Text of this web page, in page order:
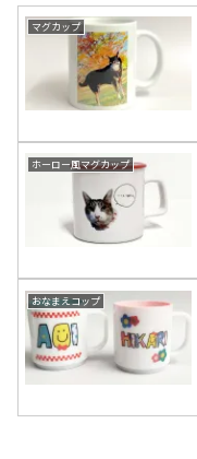
マグカップ
ホーロー風マグカップ
おなまえコップ